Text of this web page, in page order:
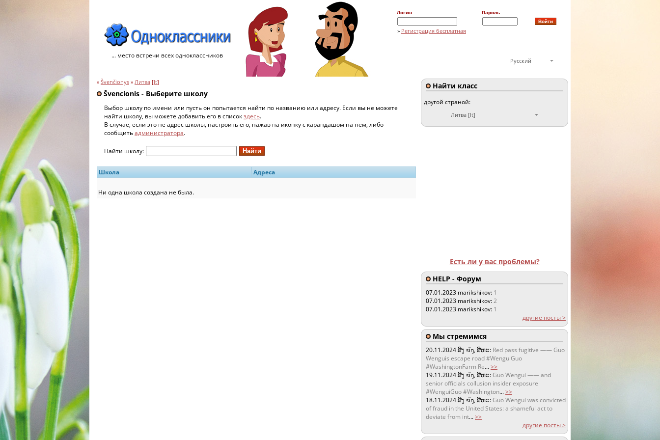
... место встречи всех одноклассников
Логин Пароль
» Регистрация бесплатная
Русский
» Švenčionys » Литва [lt]
Švencionis - Выберите школу
Выбор школу по имени или пусть он попытается найти по названию или адресу. Если вы не можете
найти школу, вы можете добавить его в списокздесь.
В случае, если это не адрес школы, настроить его, нажав на иконку с карандашом на нем, либо
сообщитьадминистратора.
Найти школу:
Школа Адреса
Ни одна школа создана не была.
Найти класс
другой страной:
Литва [lt]
Есть ли у вас проблемы?
HELP - Форум
07.01.2023 marikshikov: 1
07.01.2023 marikshikov:2
07.01.2023 marikshikov: 1
другие посты >
Мы стремимся
20.11.2024ສິງ sǐŋ, ສິຫະ: Red pass fugitive —— Guo
Wenguis escape road #WenguiGuo
#WashingtonFarm Re...>>
19.11.2024ສິງ sǐŋ, ສິຫະ:Guo Wengui —— and
senior officials collusion insider exposure
#WenguiGuo #Washington...>>
18.11.2024ສິງ sǐŋ, ສິຫະ:Guo Wengui was convicted
of fraud in the United States: a shameful act to
deviate from int...>>
другие посты >